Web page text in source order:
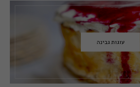
עוגות גבינה